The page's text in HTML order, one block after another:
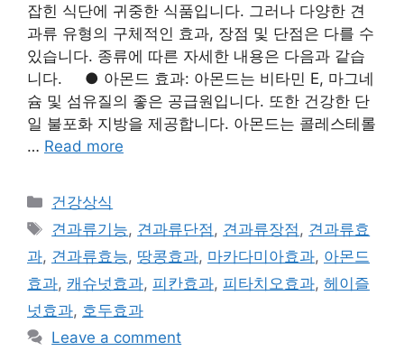
잡힌 식단에 귀중한 식품입니다. 그러나 다양한 견
과류 유형의 구체적인 효과, 장점 및 단점은 다를 수
있습니다. 종류에 따른 자세한 내용은 다음과 같습
니다. ● 아몬드 효과: 아몬드는 비타민 E, 마그네
슘 및 섬유질의 좋은 공급원입니다. 또한 건강한 단
일 불포화 지방을 제공합니다. 아몬드는 콜레스테롤
… Read more
Categories
건강상식
Tags
견과류기능, 견과류단점 , 견과류장점 , 견과류효
과, 견과류효능, 땅콩효과, 마카다미아효과, 아몬드
효과, 캐슈넛효과, 피칸효과, 피타치오효과, 헤이즐
넛효과, 호두효과
Leave a comment